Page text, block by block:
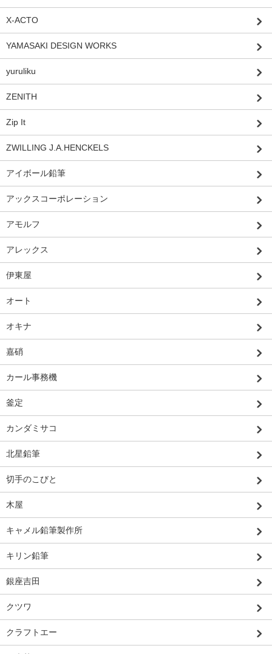
X-ACTO
YAMASAKI DESIGN WORKS
yuruliku
ZENITH
Zip It
ZWILLING J.A.HENCKELS
アイボール鉛筆
アックスコーポレーション
アモルフ
アレックス
伊東屋
オート
オキナ
嘉硝
カール事務機
釜定
カンダミサコ
北星鉛筆
切手のこびと
木屋
キャメル鉛筆製作所
キリン鉛筆
銀座吉田
クツワ
クラフトエー